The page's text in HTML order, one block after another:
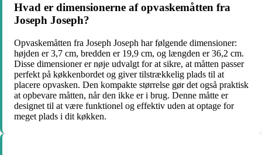
Hvad er dimensionerne af opvaskemåtten fra
Joseph Joseph?
Opvaskemåtten fra Joseph Joseph har følgende dimensioner:
højden er 3,7 cm, bredden er 19,9 cm, og længden er 36,2 cm.
Disse dimensioner er nøje udvalgt for at sikre, at måtten passer
perfekt på køkkenbordet og giver tilstrækkelig plads til at
placere opvasken. Den kompakte størrelse gør det også praktisk
at opbevare måtten, når den ikke er i brug. Denne måtte er
designet til at være funktionel og effektiv uden at optage for
meget plads i dit køkken.